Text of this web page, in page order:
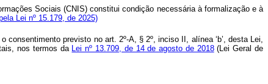
Sociais (CNIS) constitui condição necessária à formalização e à
Lei nº 15.179, de 2025)
previsto no art. 2º-A, § 2º, inciso II, alínea ‘b’, desta Lei,
nos termos da Lei nº 13.709, de 14 de agosto de 2018(Lei Geral de